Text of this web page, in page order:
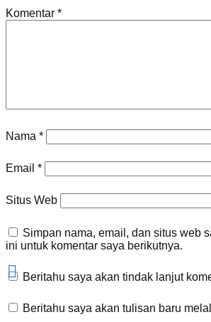
Komentar *
Nama *
Email *
Situs Web
Simpan nama, email, dan situs web
ini untuk komentar saya berikutnya.
Beritahu saya akan tindak lanjut
Beritahu saya akan tulisan baru